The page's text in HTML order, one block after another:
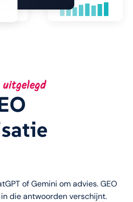
of Gemini om advies. GEO
die antwoorden verschijnt.